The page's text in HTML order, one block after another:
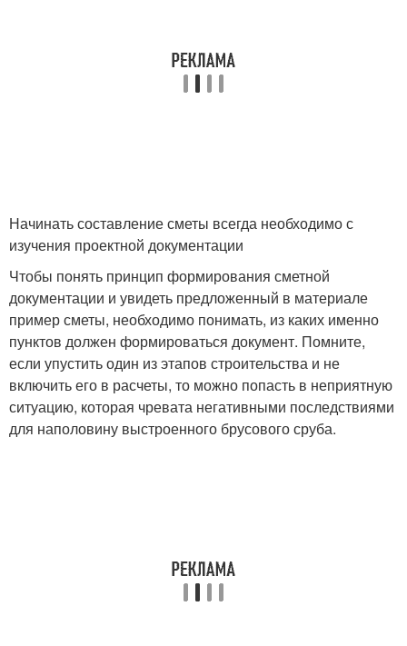
Начинать составление сметы всегда необходимо с
изучения проектной документации
Чтобы понять принцип формирования сметной
документации и увидеть предложенный в материале
пример сметы, необходимо понимать, из каких именно
пунктов должен формироваться документ. Помните,
если упустить один из этапов строительства и не
включить его в расчеты, то можно попасть в неприятную
ситуацию, которая чревата негативными последствиями
для наполовину выстроенного брусового сруба.